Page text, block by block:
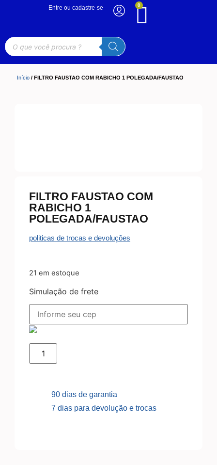
0
Entre ou cadastre-se
Início / FILTRO FAUSTAO COM RABICHO 1 POLEGADA/FAUSTAO
FILTRO FAUSTAO COM
RABICHO 1
POLEGADA/FAUSTAO
politicas de trocas e devoluções
21 em estoque
Simulação de frete
90 dias de garantia
7 dias para devolução e trocas